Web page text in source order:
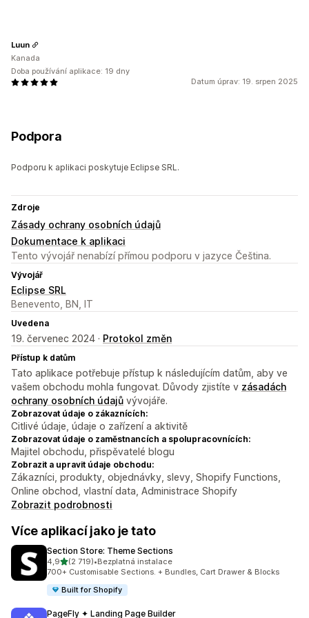
Datum úprav: 19. srpen 2025
Luun
Kanada
Doba používání aplikace: 19 dny
Podpora
Podporu k aplikaci poskytuje Eclipse SRL.
Zdroje
Zásady ochrany osobních údajů
Dokumentace k aplikaci
Tento vývojář nenabízí přímou podporu v jazyce Čeština.
Vývojář
Eclipse SRL
Benevento, BN, IT
Uvedena
19. červenec 2024 · Protokol změn
Přístup k datům
Tato aplikace potřebuje přístup k následujícím datům, aby ve
vašem obchodu mohla fungovat. Důvody zjistíte v zásadách
ochrany osobních údajů vývojáře.
Zobrazovat údaje o zákaznících:
Citlivé údaje, údaje o zařízení a aktivitě
Zobrazovat údaje o zaměstnancích a spolupracovnících:
Majitel obchodu, přispěvatelé blogu
Zobrazit a upravit údaje obchodu:
Zákazníci, produkty, objednávky, slevy, Shopify Functions,
Online obchod, vlastní data, Administrace Shopify
Zobrazit podrobnosti
Více aplikací jako je tato
Section Store: Theme Sections
4,9z 5 hvězd
(2 719)
Celkový počet recenzí: 2719
•Bezplatná instalace
700+ Customisable Sections. + Bundles, Cart Drawer & Blocks
Built for Shopify
PageFly ✦ Landing Page Builder